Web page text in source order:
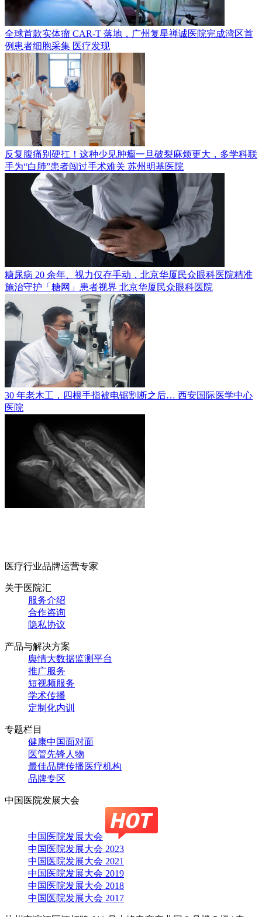
全球首款实体瘤 CAR-T 落地，广州复星禅诚医院完成湾区首
例患者细胞采集 医疗发现
反复腹痛别硬扛！这种少见肿瘤一旦破裂麻烦更大，多学科联
手为“白肺”患者闯过手术难关 苏州明基医院
糖尿病 20 余年、视力仅存手动，北京华厦民众眼科医院精准
施治守护「糖网」患者视界 北京华厦民众眼科医院
30 年老木工，四根手指被电锯割断之后… 西安国际医学中心
医院
医疗行业品牌运营专家
关于医院汇
服务介绍
合作咨询
隐私协议
产品与解决方案
舆情大数据监测平台
推广服务
短视频服务
学术传播
定制化内训
专题栏目
健康中国面对面
医管先锋人物
最佳品牌传播医疗机构
品牌专区
中国医院发展大会
中国医院发展大会
中国医院发展大会 2023
中国医院发展大会 2021
中国医院发展大会 2019
中国医院发展大会 2018
中国医院发展大会 2017